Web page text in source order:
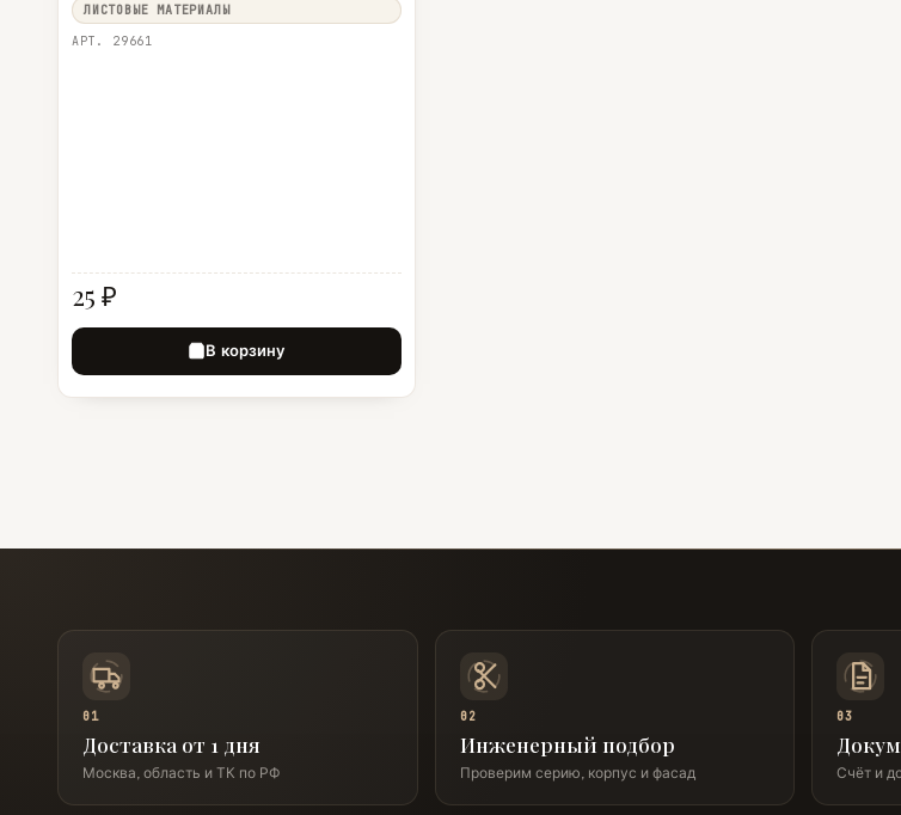
ЛИСТОВЫЕ МАТЕРИАЛЫ
АРТ. 29661
25 ₽
В корзину
01
Доставка от 1 дня
Москва, область и ТК по РФ
02
Инженерный подбор
Проверим серию, корпус и фасад
03
Счёт и